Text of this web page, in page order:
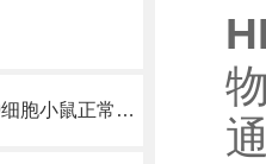
肝细胞培养 NCTC1469细胞小鼠正常肝细胞